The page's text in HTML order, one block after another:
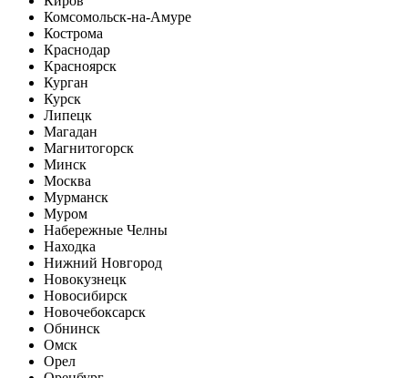
Комсомольск-на-Амуре
Кострома
Краснодар
Красноярск
Курган
Курск
Липецк
Магадан
Магнитогорск
Минск
Москва
Мурманск
Муром
Набережные Челны
Находка
Нижний Новгород
Новокузнецк
Новосибирск
Новочебоксарск
Обнинск
Омск
Орел